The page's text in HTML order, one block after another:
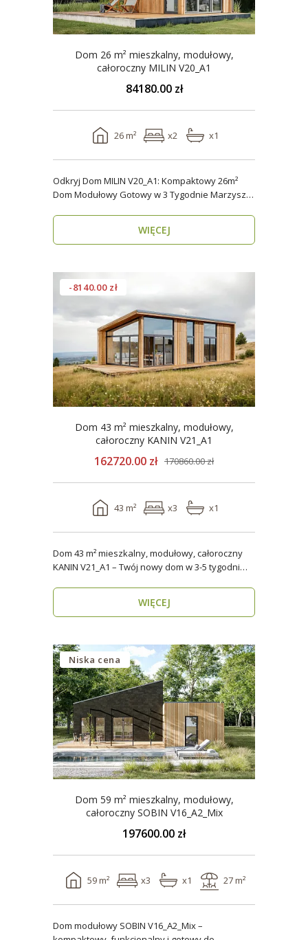
Dom 26 m² mieszkalny, modułowy,
całoroczny MILIN V20_A1
84180.00 zł
26 m² x2 x1
Odkryj Dom MILIN V20_A1: Kompaktowy 26m²
Dom Modułowy Gotowy w 3 Tygodnie Marzysz o
WIĘCEJ
-8140.00 zł
Dom 43 m² mieszkalny, modułowy,
całoroczny KANIN V21_A1
162720.00 zł 170860.00 zł
43 m² x3 x1
Dom 43 m² mieszkalny, modułowy, całoroczny
KANIN V21_A1 – Twój nowy dom w 3-5 tygodni
WIĘCEJ
Niska cena
Dom 59 m² mieszkalny, modułowy,
całoroczny SOBIN V16_A2_Mix
197600.00 zł
59 m² x3 x1 27 m²
Dom modułowy SOBIN V16_A2_Mix –